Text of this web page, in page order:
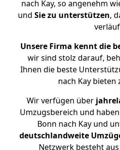
nach Kay, so angenehm
und Sie zu unterstützen,
Unsere Firma kennt die
wir sind stolz darauf,
Ihnen die beste
nach Kay bieten
Wir verfügen über
Umzugsbereich und
Bonn nach Kay und
deutschlandweite
Netzwerk besteht